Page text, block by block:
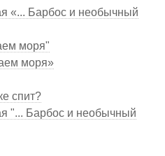
«... Барбос и необычный
моря"
моря»
спит?
"... Барбос и необычный